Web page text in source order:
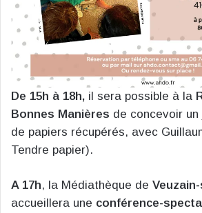
De 15h à 18h, il sera possible à la
Bonnes Manières de concevoir
de papiers récupérés, avec
Tendre papier).
A 17h, la Médiathèque de
accueillera une conférence-